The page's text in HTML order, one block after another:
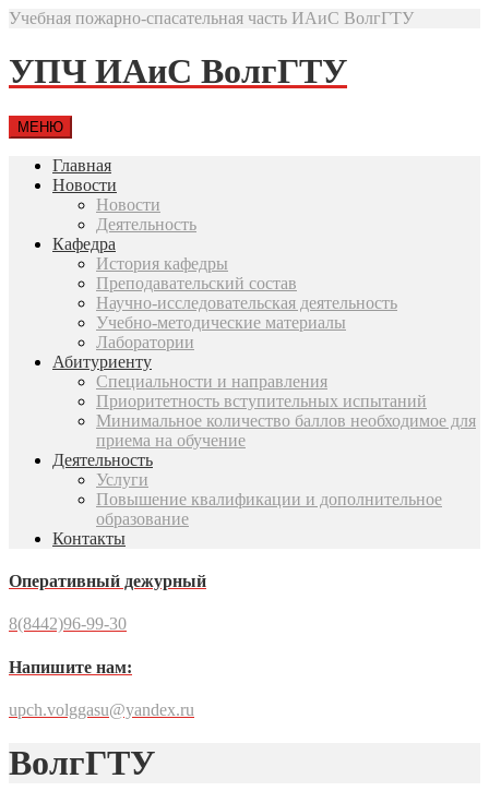
Учебная пожарно-спасательная часть ИАиС ВолгГТУ
УПЧ ИАиС ВолгГТУ
МЕНЮ
Главная
Новости
Новости
Деятельность
Кафедра
История кафедры
Преподавательский состав
Научно-исследовательская деятельность
Учебно-методические материалы
Лаборатории
Абитуриенту
Специальности и направления
Приоритетность вступительных испытаний
Минимальное количество баллов необходимое для
приема на обучение
Деятельность
Услуги
Повышение квалификации и дополнительное
образование
Контакты
Оперативный дежурный
8(8442)96-99-30
Напишите нам:
upch.volggasu@yandex.ru
ВолгГТУ